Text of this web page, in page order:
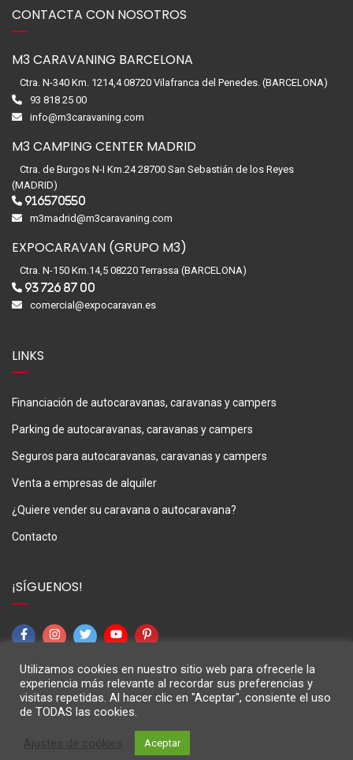
CONTACTA CON NOSOTROS
M3 CARAVANING BARCELONA
Ctra. N-340 Km. 1214,4 08720 Vilafranca del Penedes. (BARCELONA)
93 818 25 00
info@m3caravaning.com
M3 CAMPING CENTER MADRID
Ctra. de Burgos N-I Km.24 28700 San Sebastián de los Reyes
(MADRID)
916570550
m3madrid@m3caravaning.com
EXPOCARAVAN (GRUPO M3)
Ctra. N-150 Km.14,5 08220 Terrassa (BARCELONA)
93 726 87 00
comercial@expocaravan.es
LINKS
Financiación de autocaravanas, caravanas y campers
Parking de autocaravanas, caravanas y campers
Seguros para autocaravanas, caravanas y campers
Venta a empresas de alquiler
¿Quiere vender su caravana o autocaravana?
Contacto
¡SÍGUENOS!
Aviso Legal
Política de privacidad
Utilizamos cookies en nuestro sitio web para ofrecerle la
experiencia más relevante al recordar sus preferencias y
visitas repetidas. Al hacer clic en "Aceptar", consiente el uso
de TODAS las cookies.
Aceptar